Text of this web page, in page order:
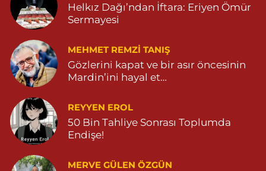
Helkız Dağı’ndan İftara: Eriyen Ömür
Sermayesi
MEHMET REMZI TANIŞ
Gözlerini kapat ve bir asır öncesinin
Mardin’ini hayal et…
REYYEN EROL
50 Bin Tahliye Sonrası Toplumda
Endişe!
MERVE GÜLEN ÖZGÜN